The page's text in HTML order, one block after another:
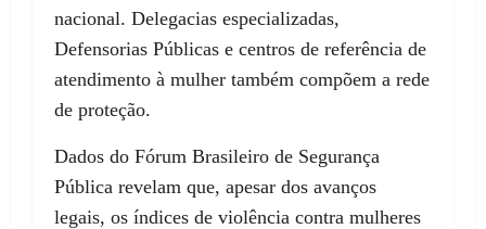
nacional. Delegacias especializadas,
Defensorias Públicas e centros de referência de
atendimento à mulher também compõem a rede
de proteção.
Dados do Fórum Brasileiro de Segurança
Pública revelam que, apesar dos avanços
legais, os índices de violência contra mulheres